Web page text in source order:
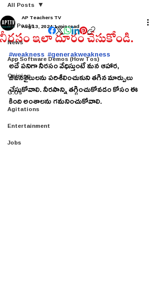
All Posts
News
App Software Demos (How Tos)
Opinion
G.Os
Agitations
Entertainment
Jobs
All Posts
నీరసం ఇలా దూరం చేసుకోండి.
AP Teachers TV
Aug 13, 2024 1 min read
#weakness #generakweakness
అదే పనిగా నీరసం వేధిస్తుంటే మన ఆహార,
జీవనశైలులను పరిశీలించుకుని తగిన మార్పులు
చేసుకోవాలి. నీరసాన్ని తగ్గించుకోవడం కోసం ఈ
కింది అంశాలను గమనించుకోవాలి.